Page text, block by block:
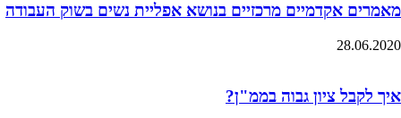
מאמרים אקדמיים מרכזיים בנושא אפליית נשים בשוק העבודה
28.06.2020
איך לקבל ציון גבוה בממ"ן?